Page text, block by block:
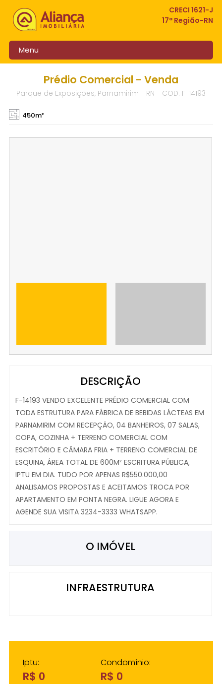
CRECI 1621-J
17ª Região-RN
Menu
Prédio Comercial - Venda
Parque de Exposições, Parnamirim - RN - COD: F-14193
450m²
DESCRIÇÃO
F-14193 VENDO EXCELENTE PRÉDIO COMERCIAL COM
TODA ESTRUTURA PARA FÁBRICA DE BEBIDAS LÁCTEAS EM
PARNAMIRIM COM RECEPÇÃO, 04 BANHEIROS, 07 SALAS,
COPA, COZINHA + TERRENO COMERCIAL COM
ESCRITÓRIO E CÂMARA FRIA + TERRENO COMERCIAL DE
ESQUINA, ÁREA TOTAL DE 600M² ESCRITURA PÚBLICA,
IPTU EM DIA. TUDO POR APENAS R$550.000,00
ANALISAMOS PROPOSTAS E ACEITAMOS TROCA POR
APARTAMENTO EM PONTA NEGRA. LIGUE AGORA E
AGENDE SUA VISITA 3234-3333 WHATSAPP.
O IMÓVEL
INFRAESTRUTURA
Iptu:
R$ 0
Condomínio:
R$ 0